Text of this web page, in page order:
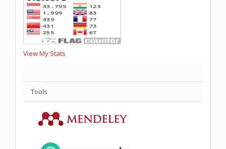
View My Stats
Tools